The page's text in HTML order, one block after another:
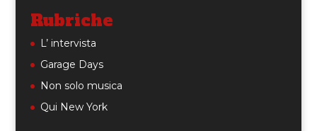
Rubriche
L’ intervista
Garage Days
Non solo musica
Qui New York